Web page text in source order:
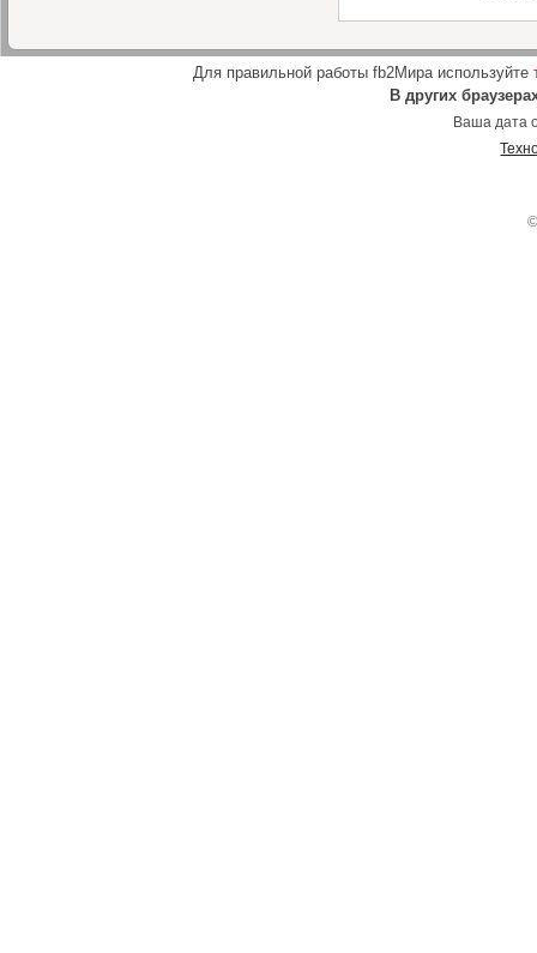
Для правильной работы fb2Мира используйте
В других
Ваша дата